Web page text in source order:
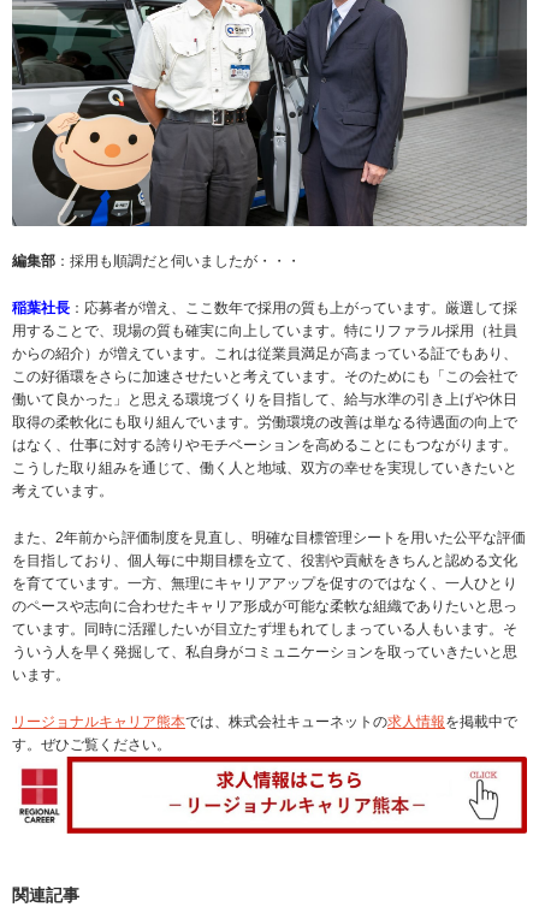
編集部 ：採用も順調だと伺いましたが・・・
稲葉社長 ：応募者が増え、ここ数年で採用の質も上がっています。厳選して採
用することで、現場の質も確実に向上しています。特にリファラル採用（社員
からの紹介）が増えています。これは従業員満足が高まっている証でもあり、
この好循環をさらに加速させたいと考えています。そのためにも「この会社で
働いて良かった」と思える環境づくりを目指して、給与水準の引き上げや休日
取得の柔軟化にも取り組んでいます。労働環境の改善は単なる待遇面の向上で
はなく、仕事に対する誇りやモチベーションを高めることにもつながります。
こうした取り組みを通じて、働く人と地域、双方の幸せを実現していきたいと
考えています。
また、2年前から評価制度を見直し、明確な目標管理シートを用いた公平な評価
を目指しており、個人毎に中期目標を立て、役割や貢献をきちんと認める文化
を育てています。一方、無理にキャリアアップを促すのではなく、一人ひとり
のペースや志向に合わせたキャリア形成が可能な柔軟な組織でありたいと思っ
ています。同時に活躍したいが目立たず埋もれてしまっている人もいます。そ
ういう人を早く発掘して、私自身がコミュニケーションを取っていきたいと思
います。
リージョナルキャリア熊本では、株式会社キューネットの求人情報を掲載中で
す。ぜひご覧ください。
関連記事